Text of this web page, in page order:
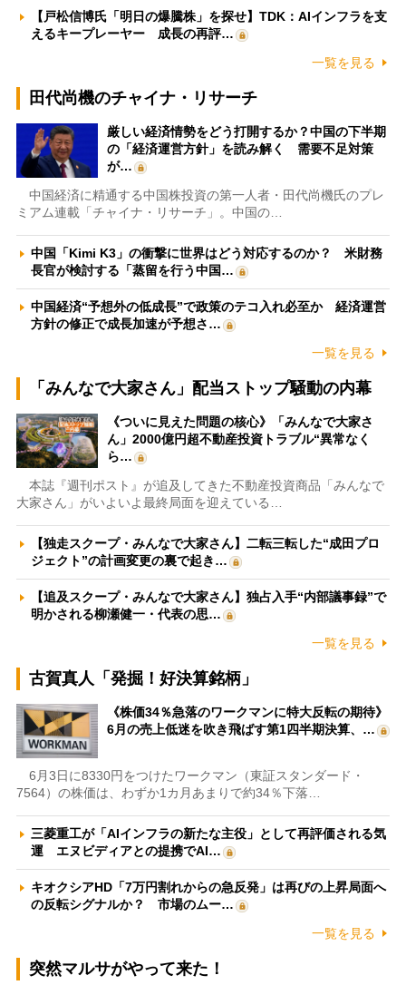
【戸松信博氏「明日の爆騰株」を探せ】TDK：AIインフラを支
えるキープレーヤー 成長の再評…
一覧を見る
田代尚機のチャイナ・リサーチ
厳しい経済情勢をどう打開するか？中国の下半期
の「経済運営方針」を読み解く 需要不足対策
が…
中国経済に精通する中国株投資の第一人者・田代尚機氏のプレ
ミアム連載「チャイナ・リサーチ」。中国の…
中国「Kimi K3」の衝撃に世界はどう対応するのか？ 米財務
長官が検討する「蒸留を行う中国…
中国経済“予想外の低成長”で政策のテコ入れ必至か 経済運営
方針の修正で成長加速が予想さ…
一覧を見る
「みんなで大家さん」配当ストップ騒動の内幕
《ついに見えた問題の核心》「みんなで大家さ
ん」2000億円超不動産投資トラブル“異常なく
ら…
本誌『週刊ポスト』が追及してきた不動産投資商品「みんなで
大家さん」がいよいよ最終局面を迎えている…
【独走スクープ・みんなで大家さん】二転三転した“成田プロ
ジェクト”の計画変更の裏で起き…
【追及スクープ・みんなで大家さん】独占入手“内部議事録”で
明かされる柳瀬健一・代表の思…
一覧を見る
古賀真人「発掘！好決算銘柄」
《株価34％急落のワークマンに特大反転の期待》
6月の売上低迷を吹き飛ばす第1四半期決算、…
6月3日に8330円をつけたワークマン（東証スタンダード・
7564）の株価は、わずか1カ月あまりで約34％下落…
三菱重工が「AIインフラの新たな主役」として再評価される気
運 エヌビディアとの提携でAI…
キオクシアHD「7万円割れからの急反発」は再びの上昇局面へ
の反転シグナルか？ 市場のムー…
一覧を見る
突然マルサがやって来た！